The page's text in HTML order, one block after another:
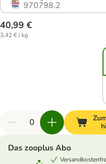
970798.2
40,99 €
3,42 € / kg
Das zooplus Abo